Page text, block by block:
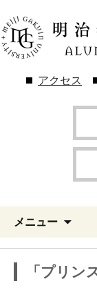
アクセス
メニュー
「プリン